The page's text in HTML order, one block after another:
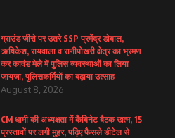
ग्राउंड जीरो पर उतरे SSP प्रमेंद्र डोबाल,
ऋषिकेश, रायवाला व रानीपोखरी क्षेत्र का भ्रमण
कर कावंड मेले में पुलिस व्यवस्थाओं का लिया
जायजा, पुलिसकर्मियों का बढ़ाया उत्साह
August 8, 2026
CM धामी की अध्यक्षता में कैबिनेट बैठक खत्म, 15
प्रस्तावों पर लगी मुहर, पढ़िए फैसले डीटेल से